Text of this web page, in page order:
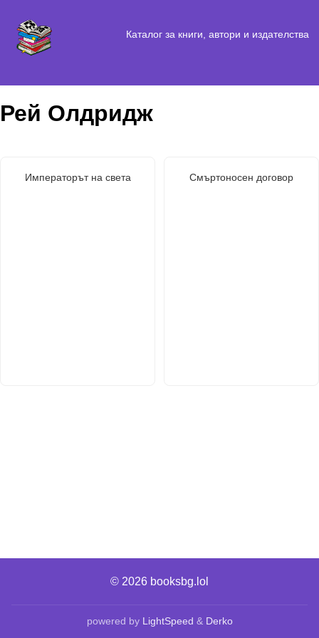
Каталог за книги, автори и издателства
Рей Олдридж
Императорът на света Смъртоносен договор
© 2026 booksbg.lol
powered by LightSpeed & Derko